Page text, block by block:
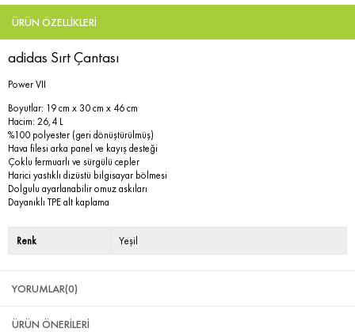
ÜRÜN ÖZELLIKLERI
adidas Sırt Çantası
Power VII
Boyutlar: 19 cm x 30 cm x 46 cm
Hacim: 26,4 L
%100 polyester (geri dönüştürülmüş)
Hava filesi arka panel ve kayış desteği
Çoklu fermuarlı ve sürgülü cepler
Harici yastıklı dizüstü bilgisayar bölmesi
Dolgulu ayarlanabilir omuz askıları
Dayanıklı TPE alt kaplama
Renk Yeşil
YORUMLAR(0)
ÜRÜN ÖNERILERI